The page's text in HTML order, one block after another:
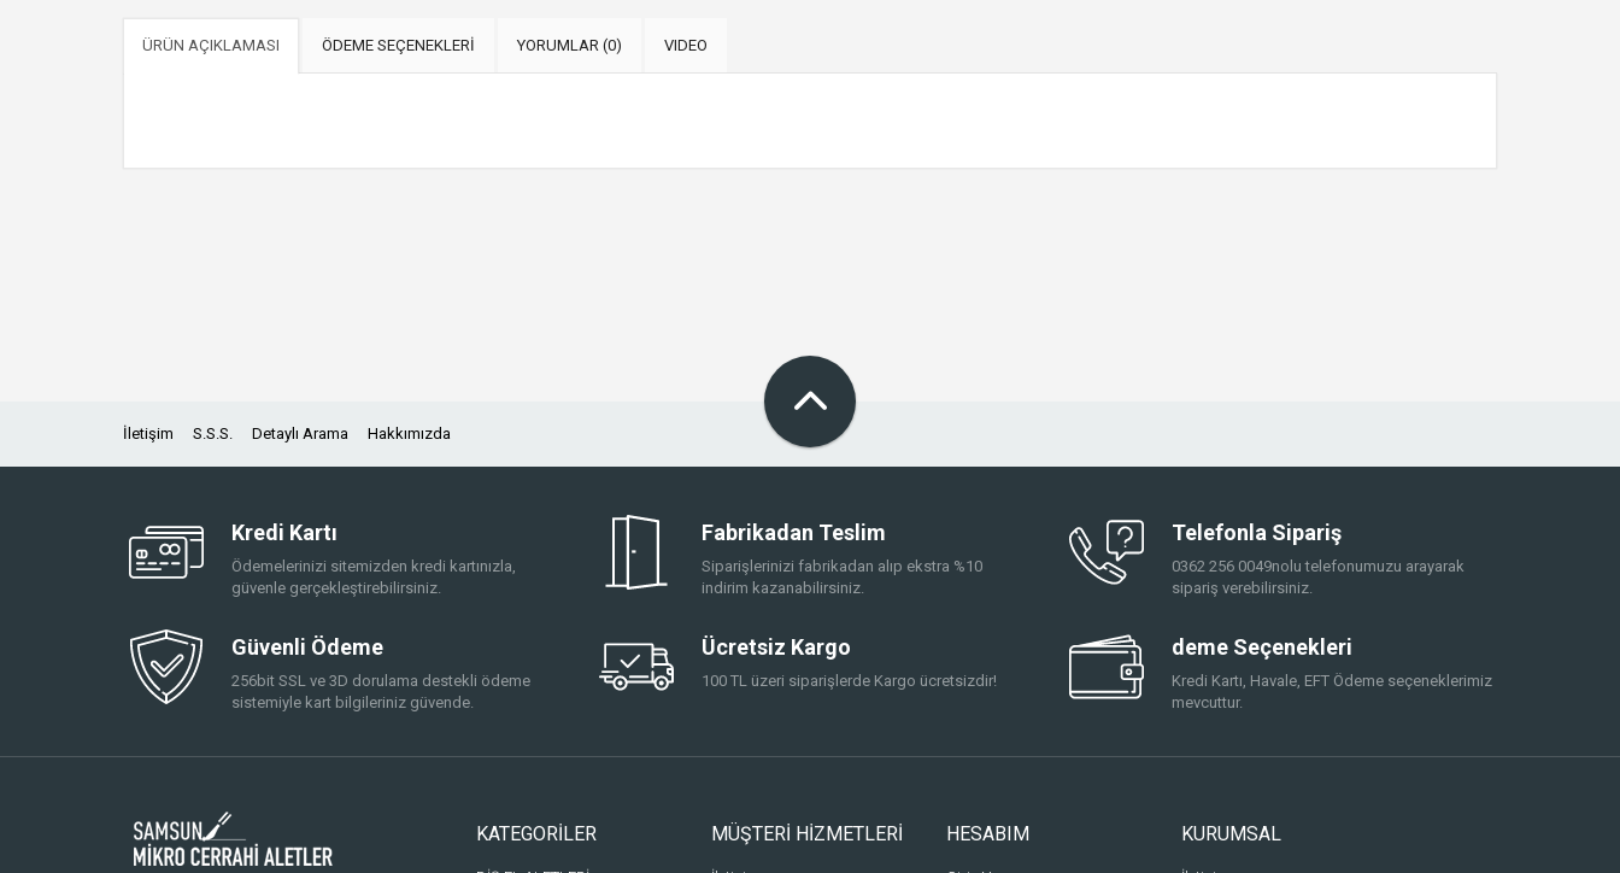
ÜRÜN AÇIKLAMASI ÖDEME SEÇENEKLERİ YORUMLAR (0) VIDEO
İletişim S.S.S. Detaylı Arama Hakkımızda
Kredi Kartı
Ödemelerinizi sitemizden kredi kartınızla,
güvenle gerçekleştirebilirsiniz.
Fabrikadan Teslim
Siparişlerinizi fabrikadan alıp ekstra %10
indirim kazanabilirsiniz.
Telefonla Sipariş
0362 256 0049nolu telefonumuzu arayarak
sipariş verebilirsiniz.
Güvenli Ödeme
256bit SSL ve 3D dorulama destekli ödeme
sistemiyle kart bilgileriniz güvende.
Ücretsiz Kargo
100 TL üzeri siparişlerde Kargo ücretsizdir!
deme Seçenekleri
Kredi Kartı, Havale, EFT Ödeme seçeneklerimiz
mevcuttur.
KATEGORİLER MÜŞTERİ HİZMETLERİ HESABIM KURUMSAL